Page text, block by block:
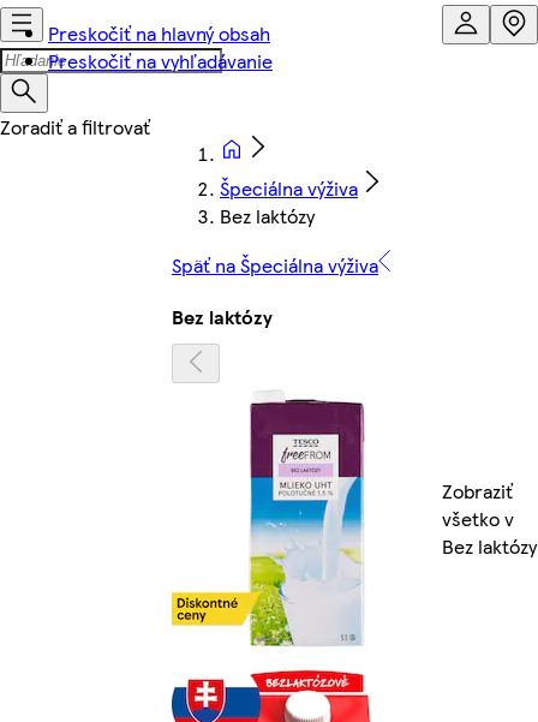
Preskočiť na hlavný obsah
Preskočiť na vyhľadávanie
Špeciálna výživa
Bez laktózy
Späť na Špeciálna výživa
Bez laktózy
Zobraziť
všetko v
Bez laktózy